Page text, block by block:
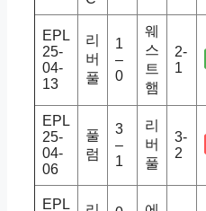
EPL
25-
04-
13
리
버
풀
1
–
0
웨
스
트
햄
2-
1
EPL
25-
04-
06
풀
럼
3
–
1
리
버
풀
3-
2
EPL